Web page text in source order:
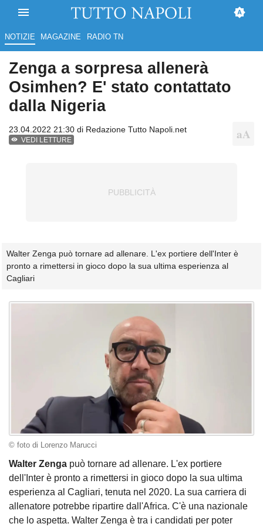
NOTIZIE MAGAZINE RADIO TN
Zenga a sorpresa allenerà
Osimhen? E' stato contattato
dalla Nigeria
23.04.2022 21:30 di Redazione Tutto Napoli.net
VEDI LETTURE
Walter Zenga può tornare ad allenare. L'ex portiere dell'Inter è
pronto a rimettersi in gioco dopo la sua ultima esperienza al
Cagliari
© foto di Lorenzo Marucci
Walter Zenga può tornare ad allenare. L'ex portiere
dell'Inter è pronto a rimettersi in gioco dopo la sua ultima
esperienza al Cagliari, tenuta nel 2020. La sua carriera di
allenatore potrebbe ripartire dall'Africa. C'è una nazionale
che lo aspetta. Walter Zenga è tra i candidati per poter